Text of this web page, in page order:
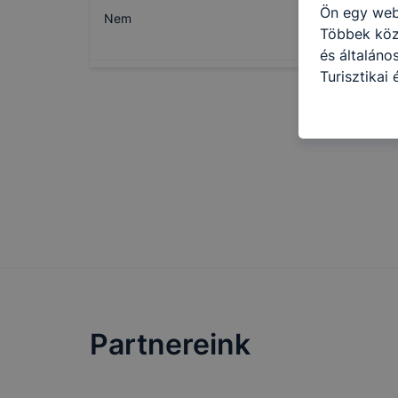
Nem
Partnereink
Ön egy
Többek
és
Turisztikai
honlapot
használja